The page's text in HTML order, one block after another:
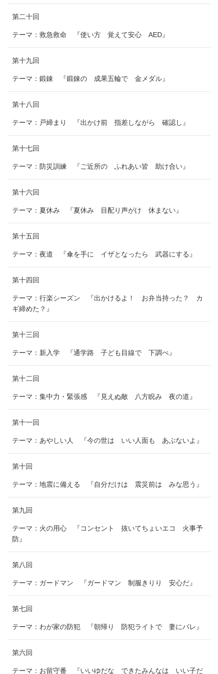
第二十回
テーマ：救急救命 『使い方 覚えて安心 AED』
第十九回
テーマ：鍛錬 『鍛錬の 成果五輪で 金メダル』
第十八回
テーマ：戸締まり 『出かけ前 指差しながら 確認し』
第十七回
テーマ：防災訓練 『ご近所の ふれあい皆 助け合い』
第十六回
テーマ：夏休み 『夏休み 目配り声がけ 休まない』
第十五回
テーマ：夜道 『傘を手に イザとなったら 武器にする』
第十四回
テーマ：行楽シーズン 『出かけるよ！ お弁当持った？ カ
ギ締めた？』
第十三回
テーマ：新入学 『通学路 子ども目線で 下調べ』
第十二回
テーマ：集中力・緊張感 『見えぬ敵 八方睨み 夜の道』
第十一回
テーマ：あやしい人 『今の世は いい人面も あぶないよ』
第十回
テーマ：地震に備える 『自分だけは 震災前は みな思う』
第九回
テーマ：火の用心 『コンセント 抜いてちょいエコ 火事予
防』
第八回
テーマ：ガードマン 『ガードマン 制服きりり 安心だ』
第七回
テーマ：わが家の防犯 『朝帰り 防犯ライトで 妻にバレ』
第六回
テーマ：お留守番 『いいゆだな できたみんなは いい子だ